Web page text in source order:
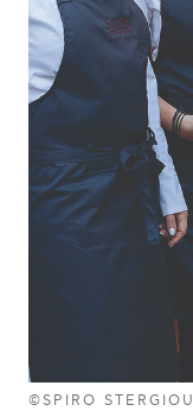
©SPIRO STERGIOU